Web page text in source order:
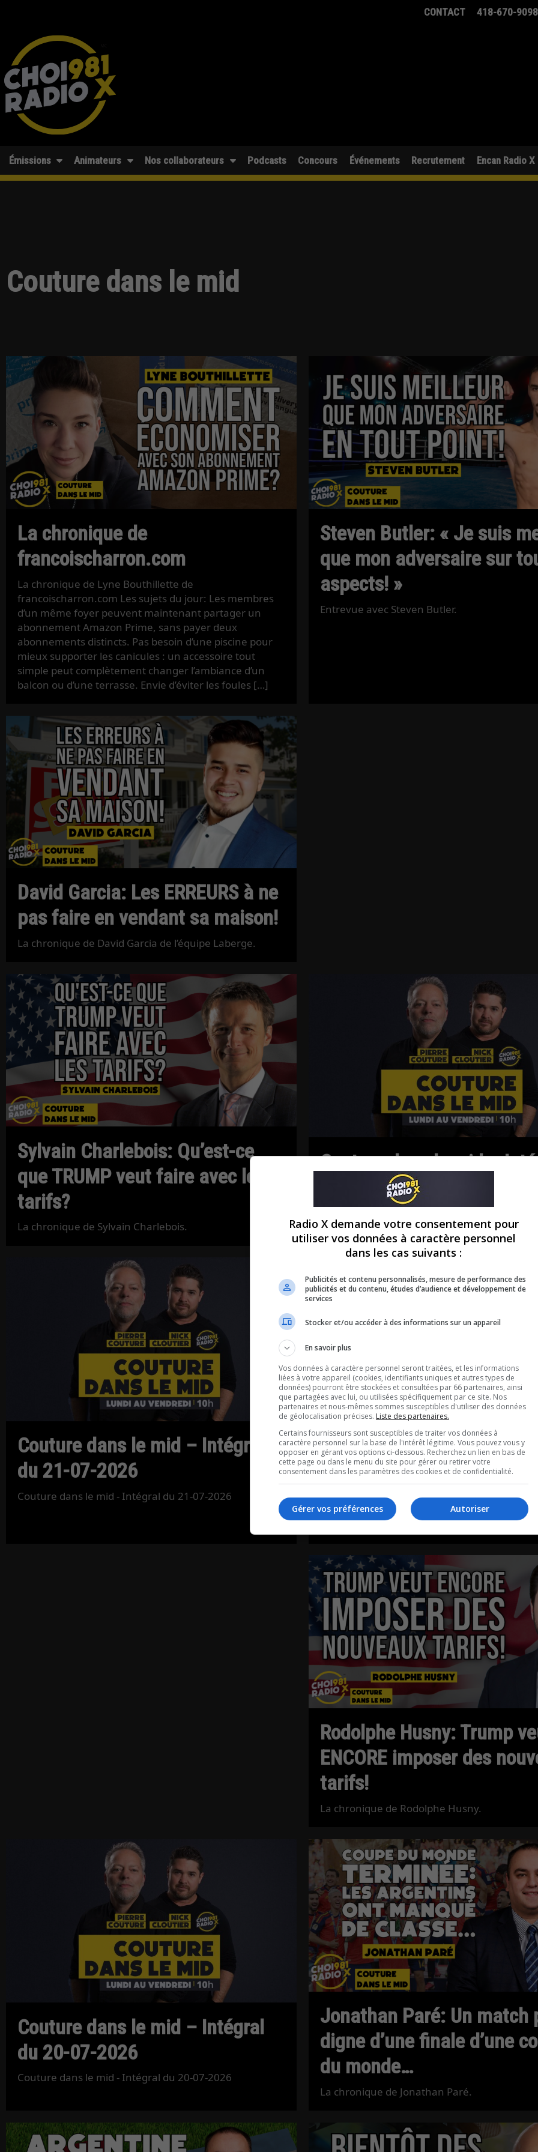
CONTACT 418-670-9098
Émissions Animateurs Nos collaborateurs Podcasts Concours Événements Recrutement Encan Radio X
Couture dans le mid
La chronique de
francoischarron.com
La chronique de Lyne Bouthillette de
francoischarron.com Les sujets du jour: Les membres
d’un même foyer peuvent maintenant partager un
abonnement Amazon Prime, sans payer deux
abonnements distincts. Pas besoin d’une piscine pour
mieux supporter les canicules : un accessoire tout
simple peut complètement changer l’ambiance d’un
balcon ou d’une terrasse. Envie d’éviter les foules […]
Steven Butler: « Je suis
que mon adversaire sur
aspects! »
Entrevue avec Steven Butler.
David Garcia: Les ERREURS à ne
pas faire en vendant sa maison!
La chronique de David Garcia de l’équipe Laberge.
Sylvain Charlebois: Qu’est-ce
que TRUMP veut faire avec les
tarifs?
La chronique de Sylvain Charlebois.
Couture dans le mid –
du 22-07-2026
Couture dans le mid – Intégral
du 21-07-2026
Couture dans le mid - Intégral du 21-07-2026
Daniel Thibault: Ce week-
se passe chez Motocross
Deschambault!
Entrevue avec Daniel Thibault de motocross
Deschambault.
Rodolphe Husny: Trump
ENCORE imposer des
tarifs!
La chronique de Rodolphe Husny.
Couture dans le mid – Intégral
du 20-07-2026
Couture dans le mid - Intégral du 20-07-2026
Jonathan Paré: Un match
digne d’une finale d’une
du monde…
La chronique de Jonathan Paré.
Radio X demande votre consentement pour
utiliser vos données à caractère personnel
dans les cas suivants :
Publicités et contenu personnalisés, mesure de performance des
publicités et du contenu, études d’audience et développement de
services
Stocker et/ou accéder à des informations sur un appareil
En savoir plus
Vos données à caractère personnel seront traitées, et les informations
liées à votre appareil (cookies, identifiants uniques et autres types de
données) pourront être stockées et consultées par 66 partenaires, ainsi
que partagées avec lui, ou utilisées spécifiquement par ce site. Nos
partenaires et nous-mêmes sommes susceptibles d'utiliser des données
de géolocalisation précises. Liste des partenaires.
Certains fournisseurs sont susceptibles de traiter vos données à
caractère personnel sur la base de l'intérêt légitime. Vous pouvez vous y
opposer en gérant vos options ci-dessous. Recherchez un lien en bas de
cette page ou dans le menu du site pour gérer ou retirer votre
consentement dans les paramètres des cookies et de confidentialité.
Autoriser
Gérer vos préférences